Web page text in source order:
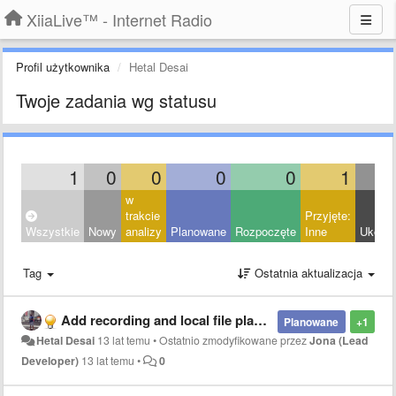
XiiaLive™ - Internet Radio
Profil użytkownika Hetal Desai
Twoje zadania wg statusu
1 0 0 0 0 1
Wszystkie Nowy
w
trakcie
analizy
Planowane Rozpoczęte
Przyjęte:
Inne
Tag Ostatnia aktualizacja
+1
Planowane
Add recording and local file playback support
Hetal Desai 13 lat temu •Ostatnio zmodyfikowane przezJona (Lead
Developer) 13 lat temu • 0